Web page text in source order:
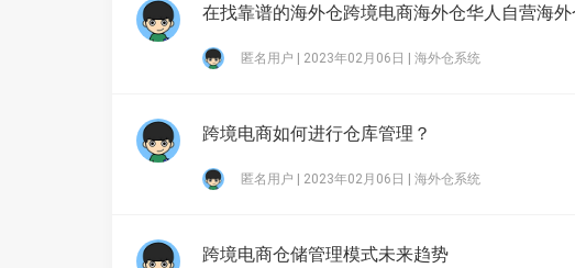
在找靠谱的海外仓跨境电商海外仓华人自营海外
匿名用户 | 2023年02月06日 | 海外仓系统
跨境电商如何进行仓库管理？
匿名用户 | 2023年02月06日 | 海外仓系统
跨境电商仓储管理模式未来趋势